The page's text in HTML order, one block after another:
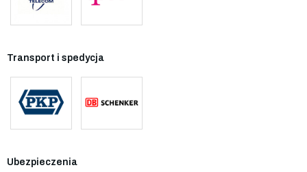
Transport i spedycja
Ubezpieczenia